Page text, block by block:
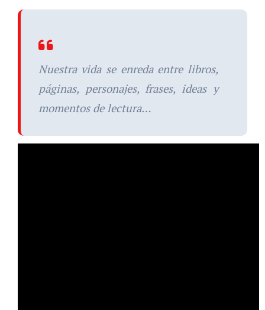
Nuestra vida se enreda entre libros,
páginas, personajes, frases, ideas y
momentos de lectura…